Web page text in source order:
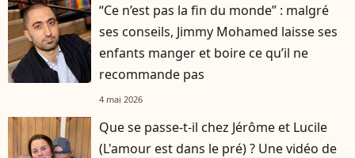
“Ce n’est pas la fin du monde” : malgré
ses conseils, Jimmy Mohamed laisse ses
enfants manger et boire ce qu’il ne
recommande pas
4 mai 2026
Que se passe-t-il chez Jérôme et Lucile
(L'amour est dans le pré) ? Une vidéo de